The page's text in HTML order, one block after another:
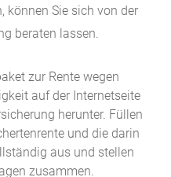
können Sie sich von der
beraten lassen.
zur Rente wegen
auf der Internetseite
herunter. Füllen
und die darin
aus und stellen
zusammen.